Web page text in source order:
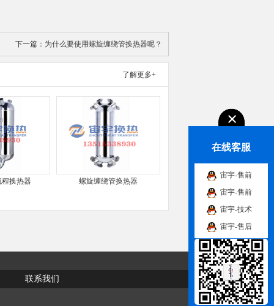
下一篇： 为什么要使用螺旋缠绕管换热器呢？
了解更多+
程换热器 螺旋缠绕管换热器
联系我们
在线客服
宙宇-售前
宙宇-售前
宙宇-技术
宙宇-售后